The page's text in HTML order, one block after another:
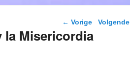
Berichtnavigatie
← Vorige Volgende
la Misericordia